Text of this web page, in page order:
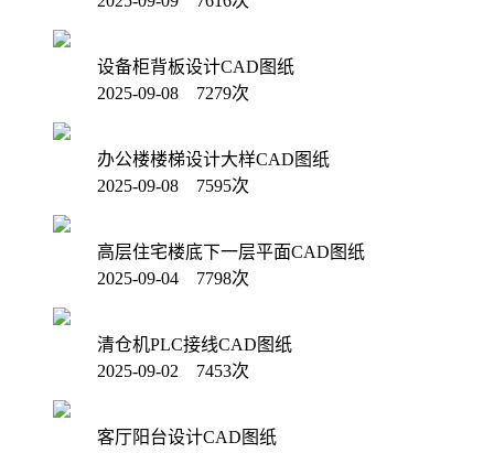
设备柜背板设计CAD图纸
2025-09-08 7279次
办公楼楼梯设计大样CAD图纸
2025-09-08 7595次
高层住宅楼底下一层平面CAD图纸
2025-09-04 7798次
清仓机PLC接线CAD图纸
2025-09-02 7453次
客厅阳台设计CAD图纸